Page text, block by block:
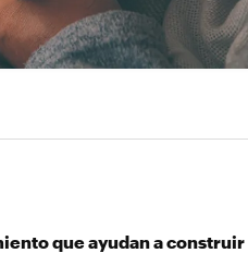
que ayudan a construir